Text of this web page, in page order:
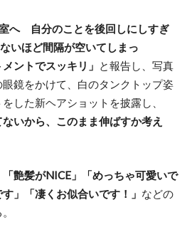
室へ 自分のことを後回しにしすぎ
いほど間隔が空いてしまっ
ントでスッキリ」 と報告し、写真
鏡をかけて、白のタンクトップ姿
した新ヘアショットを披露し、
ないから、このまま伸ばすか考え
「艶髪がNICE」「めっちゃ可愛いで
」「凄くお似合いです！」 などの